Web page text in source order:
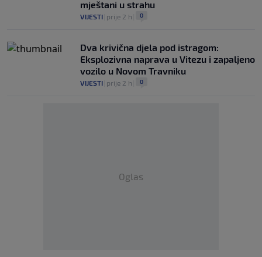
mještani u strahu
VIJESTI prije 2 h 0
Dva krivična djela pod istragom:
Eksplozivna naprava u Vitezu i zapaljeno
vozilo u Novom Travniku
VIJESTI prije 2 h 0
Oglas